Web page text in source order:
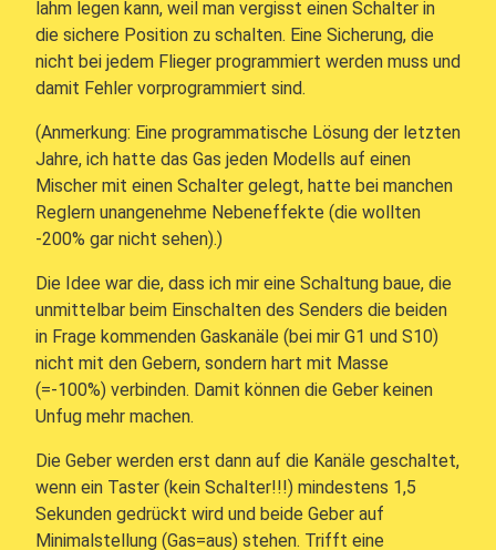
lahm legen kann, weil man vergisst einen Schalter in
die sichere Position zu schalten. Eine Sicherung, die
nicht bei jedem Flieger programmiert werden muss und
damit Fehler vorprogrammiert sind.
(Anmerkung: Eine programmatische Lösung der letzten
Jahre, ich hatte das Gas jeden Modells auf einen
Mischer mit einen Schalter gelegt, hatte bei manchen
Reglern unangenehme Nebeneffekte (die wollten
-200% gar nicht sehen).)
Die Idee war die, dass ich mir eine Schaltung baue, die
unmittelbar beim Einschalten des Senders die beiden
in Frage kommenden Gaskanäle (bei mir G1 und S10)
nicht mit den Gebern, sondern hart mit Masse
(=-100%) verbinden. Damit können die Geber keinen
Unfug mehr machen.
Die Geber werden erst dann auf die Kanäle geschaltet,
wenn ein Taster (kein Schalter!!!) mindestens 1,5
Sekunden gedrückt wird und beide Geber auf
Minimalstellung (Gas=aus) stehen. Trifft eine